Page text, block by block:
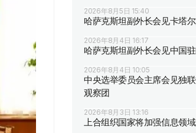
2026年8月5日 15:40
哈萨克斯坦副外长会见卡塔
2026年8月4日 16:17
哈萨克斯坦副外长会见中国
2026年8月4日 10:05
中央选举委员会主席会见独
观察团
2026年8月3日 13:16
上合组织国家将加强信息领